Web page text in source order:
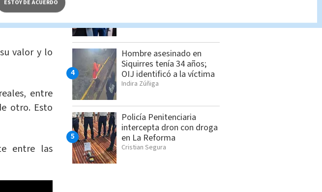
no existe
valor y lo
entre
otro. Esto
entre las
Cristian Segura
Hombre asesinado en
Siquirres tenía 34 años;
OIJ identificó a la víctima
Indira Zúñiga
Policía Penitenciaria
intercepta dron con droga
en La Reforma
Cristian Segura
ESTOY DE ACUERDO